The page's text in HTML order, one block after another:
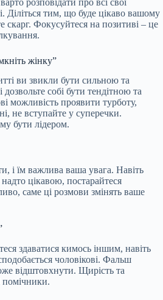
Діліться тим, що буде цікаво вашому
скарг. Фокусуйтеся на позитиві – це
жінку”
ви звикли бути сильною та
собі бути тендітною та
можливість проявити турботу,
не вступайте у суперечки.
бути лідером.
і їм важлива ваша увага. Навіть
цікавою, постарайтеся
саме ці розмови змінять ваше
здаватися кимось іншим, навіть
чоловікові. Фальш
відштовхнути. Щирість та
помічники.